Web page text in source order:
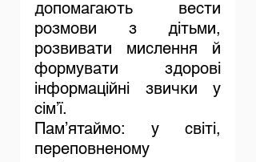
допомагають вести
розмови з дітьми,
розвивати мислення й
формувати здорові
інформаційні звички у
сім’ї.
Пам’ятаймо: у світі,
переповненому